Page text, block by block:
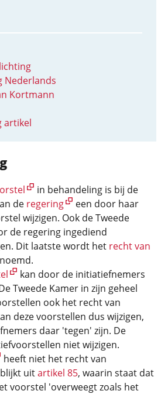
Nederlands
Kortmann
artikel
in behandeling is bij de
de regering
een door haar
wijzigen. Ook de Tweede
de regering ingediend
Dit laatste wordt het recht van
kan door de initiatiefnemers
Tweede Kamer in zijn geheel
ook het recht van
deze voorstellen dus wijzigen,
daar 'tegen' zijn. De
niet wijzigen.
heeft niet het recht van
uitartikel 85, waarin staat dat
voorstel 'overweegt zoals het